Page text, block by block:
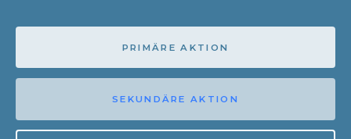
PRIMÄRE AKTION
SEKUNDÄRE AKTION